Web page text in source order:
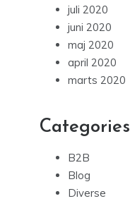
juli 2020
juni 2020
maj 2020
april 2020
marts 2020
Categories
B2B
Blog
Diverse